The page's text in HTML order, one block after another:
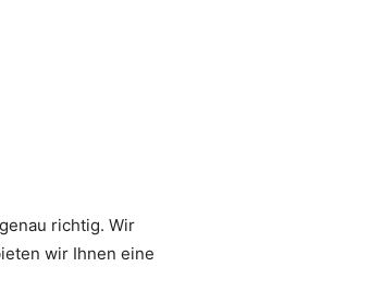
richtig. Wir
wir Ihnen eine